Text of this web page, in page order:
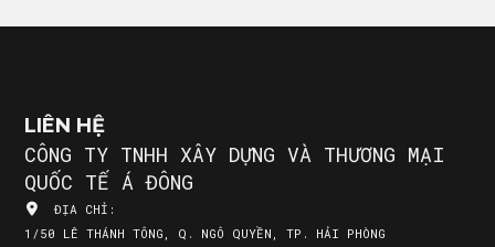
LIÊN HỆ
CÔNG TY TNHH XÂY DỰNG VÀ THƯƠNG MẠI
QUỐC TẾ Á ĐÔNG
ĐỊA CHỈ:
1/50 LÊ THÁNH TÔNG, Q. NGÔ QUYỀN, TP. HẢI PHÒNG